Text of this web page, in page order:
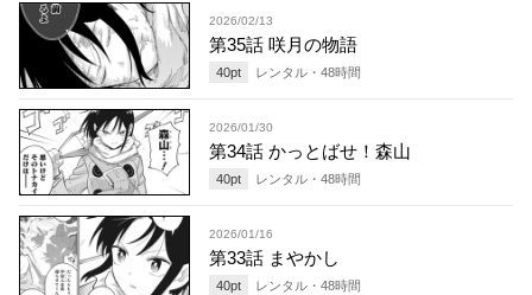
2026/02/13
第35話 咲月の物語
40pt レンタル・ 48時間
2026/01/30
第34話 かっとばせ！森山
40pt レンタル・ 48時間
2026/01/16
第33話 まやかし
40pt レンタル・ 48時間